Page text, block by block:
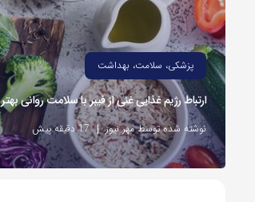
پزشکی، سلامت، بهداشت
ارتباط رژیم غذایی غنی از فیبر با سلامت روانی بهتر
نوشته شده توسط مهر نیوز 17 دقیقه پیش